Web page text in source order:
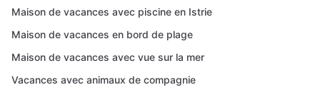
Maison de vacances avec piscine en Istrie
Maison de vacances en bord de plage
Maison de vacances avec vue sur la mer
Vacances avec animaux de compagnie